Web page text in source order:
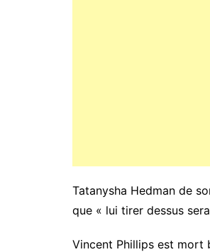
Tatanysha Hedman de
que « lui tirer dessus
Vincent Phillips est mort